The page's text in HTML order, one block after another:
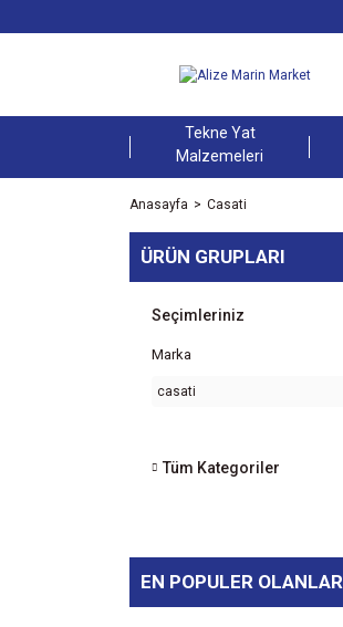
Tekne Yat
Malzemeleri
Anasayfa Casati
ÜRÜN GRUPLARI
Seçimleriniz
Marka
casati
Tüm Kategoriler
EN POPULER OLANLAR